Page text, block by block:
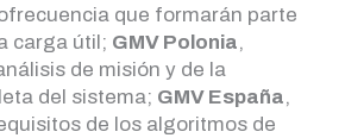
que formarán parte
carga útil; GMV Polonia,
de misión y de la
del sistema; GMV España,
de los algoritmos de